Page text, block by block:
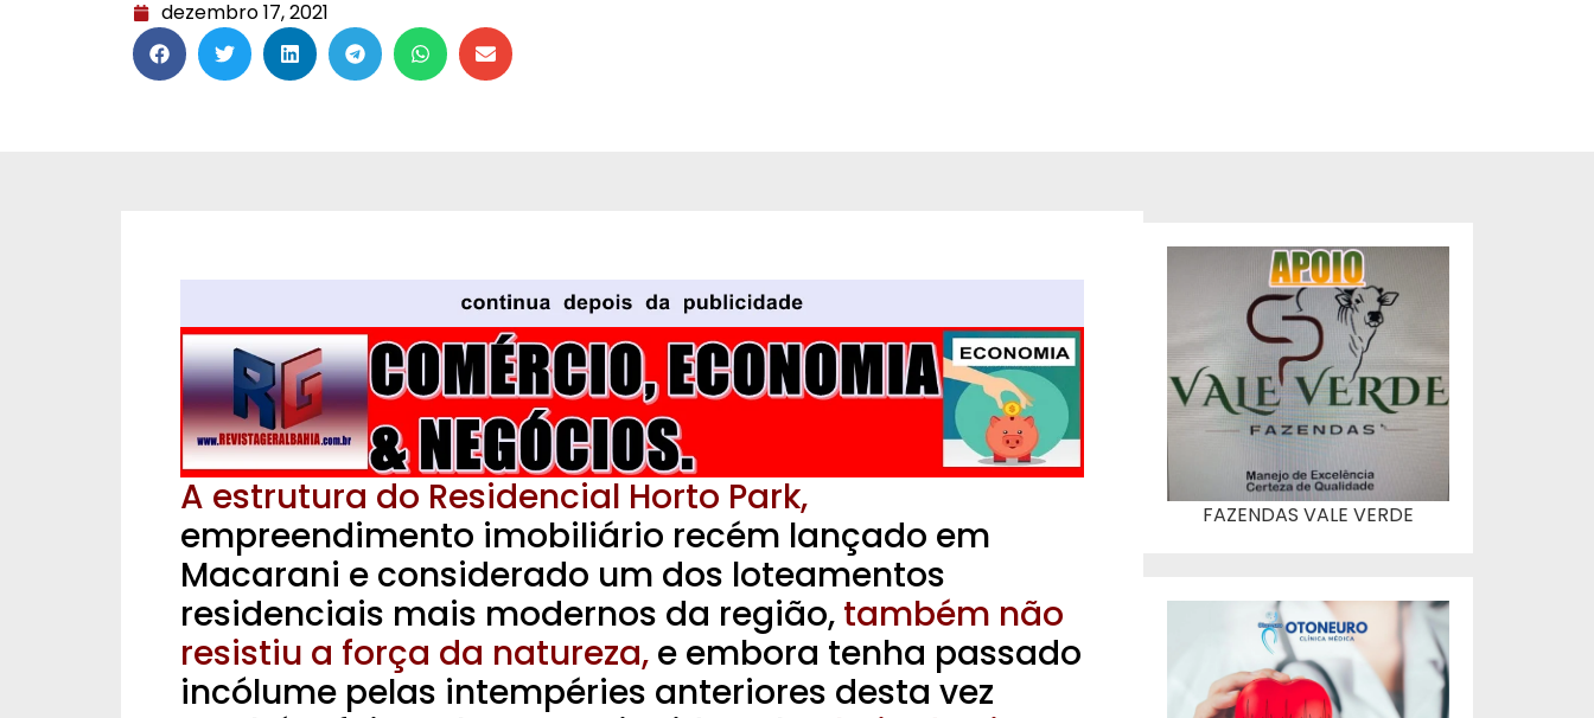
dezembro 17, 2021
A estrutura do Residencial Horto Park,
empreendimento imobiliário recém lançado em
Macarani e considerado um dos loteamentos
residenciais mais modernos da região, também não
resistiu a força da natureza, e embora tenha passado
incólume pelas intempéries anteriores desta vez
FAZENDAS VALE VERDE